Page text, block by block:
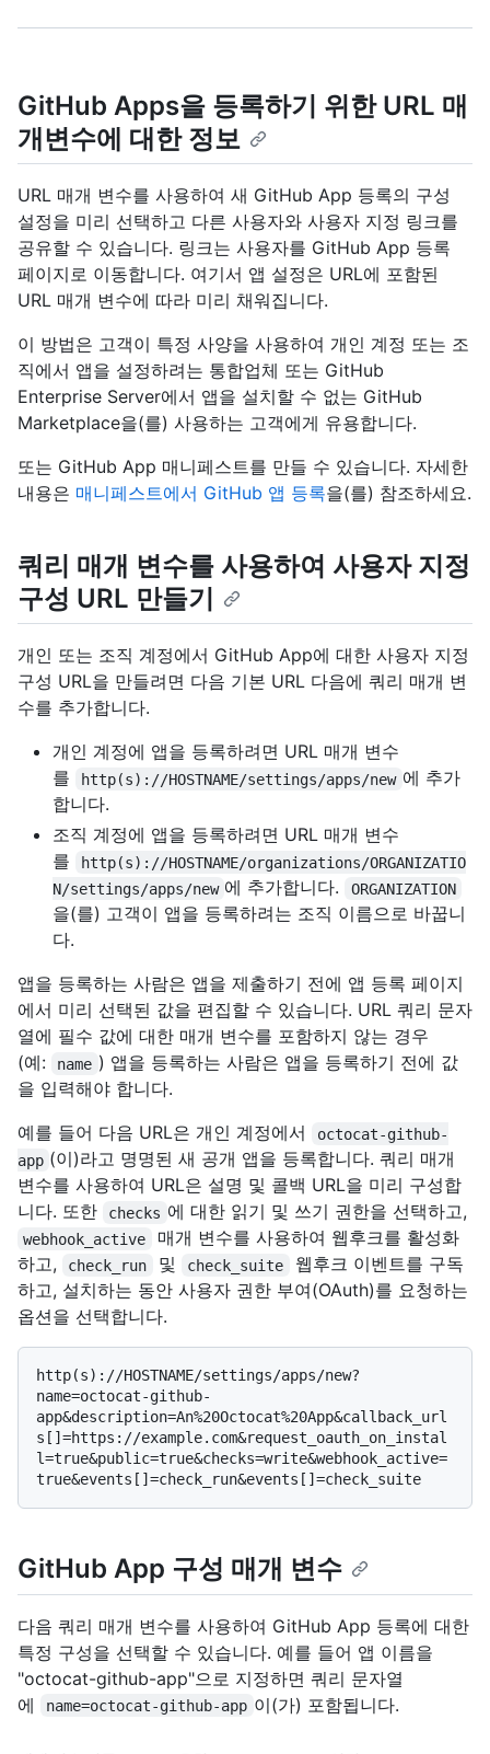
GitHub Apps을 등록하기 위한 URL 매
개변수에 대한 정보
URL 매개 변수를 사용하여 새 GitHub App 등록의 구성
설정을 미리 선택하고 다른 사용자와 사용자 지정 링크를
공유할 수 있습니다. 링크는 사용자를 GitHub App 등록
페이지로 이동합니다. 여기서 앱 설정은 URL에 포함된
URL 매개 변수에 따라 미리 채워집니다.
이 방법은 고객이 특정 사양을 사용하여 개인 계정 또는 조
직에서 앱을 설정하려는 통합업체 또는 GitHub
Enterprise Server에서 앱을 설치할 수 없는 GitHub
Marketplace을(를) 사용하는 고객에게 유용합니다.
또는 GitHub App 매니페스트를 만들 수 있습니다. 자세한
내용은 매니페스트에서 GitHub 앱 등록을(를) 참조하세요.
쿼리 매개 변수를 사용하여 사용자 지정
구성 URL 만들기
개인 또는 조직 계정에서 GitHub App에 대한 사용자 지정
구성 URL을 만들려면 다음 기본 URL 다음에 쿼리 매개 변
수를 추가합니다.
개인 계정에 앱을 등록하려면 URL 매개 변수
를
http(s)://HOSTNAME/settings/apps/new 에 추가
합니다.
조직 계정에 앱을 등록하려면 URL 매개 변수
를
http(s)://HOSTNAME/organizations/ORGANIZATIO
N/settings/apps/new 에 추가합니다. ORGANIZATION
을(를) 고객이 앱을 등록하려는 조직 이름으로 바꿉니
다.
앱을 등록하는 사람은 앱을 제출하기 전에 앱 등록 페이지
에서 미리 선택된 값을 편집할 수 있습니다. URL 쿼리 문자
열에 필수 값에 대한 매개 변수를 포함하지 않는 경우
(예:
name ) 앱을 등록하는 사람은 앱을 등록하기 전에 값
을 입력해야 합니다.
예를 들어 다음 URL은 개인 계정에서
octocat-github-
app (이)라고 명명된 새 공개 앱을 등록합니다. 쿼리 매개
변수를 사용하여 URL은 설명 및 콜백 URL을 미리 구성합
니다. 또한
checks 에 대한 읽기 및 쓰기 권한을 선택하고,
webhook_active
매개 변수를 사용하여 웹후크를 활성화
하고,
check_run 및 check_suite
웹후크 이벤트를 구독
하고, 설치하는 동안 사용자 권한 부여(OAuth)를 요청하는
옵션을 선택합니다.
http(s)://HOSTNAME/settings/apps/new?
name=octocat-github-
app&description=An%20Octocat%20App&callback_url
s[]=https://example.com&request_oauth_on_instal
l=true&public=true&checks=write&webhook_active=
GitHub App 구성 매개 변수
다음 쿼리 매개 변수를 사용하여 GitHub App 등록에 대한
특정 구성을 선택할 수 있습니다. 예를 들어 앱 이름을
"octocat-github-app"으로 지정하면 쿼리 문자열
에
name=octocat-github-app 이(가) 포함됩니다.